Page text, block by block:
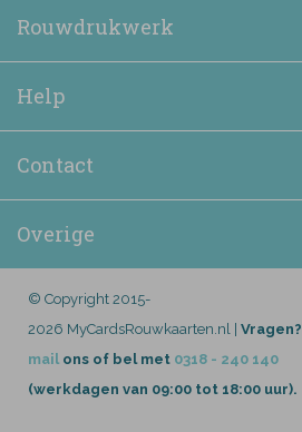
Rouwdrukwerk
Help
Contact
Overige
© Copyright 2015-
2026 MyCardsRouwkaarten.nl | Vragen?
mail ons of bel met 0318 - 240 140
(werkdagen van 09:00 tot 18:00 uur).